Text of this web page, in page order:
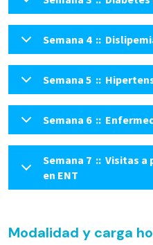
Semana 4 ::
Semana 5 ::
Semana 6 ::
Semana 7 :: Visitas
en ENT
Modalidad y carga